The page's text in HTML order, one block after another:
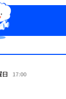
日 17:00